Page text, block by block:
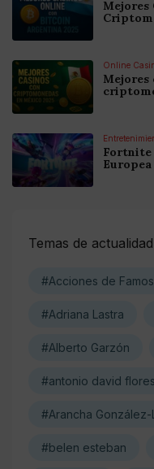
Mejores
Online
Mejores
Fortnite
Europea
Temas de actualidad
#Acciones de
#Adriana Lastra
#Alberto Garzón
#antonio david flores
#Arancha González-
#belen esteban